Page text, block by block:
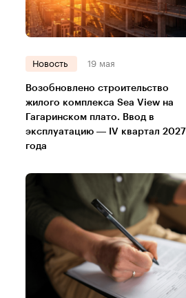
Новость 19 мая
Возобновлено строительство
жилого комплекса Sea View на
Гагаринском плато. Ввод в
эксплуатацию — IV квартал 2027
года